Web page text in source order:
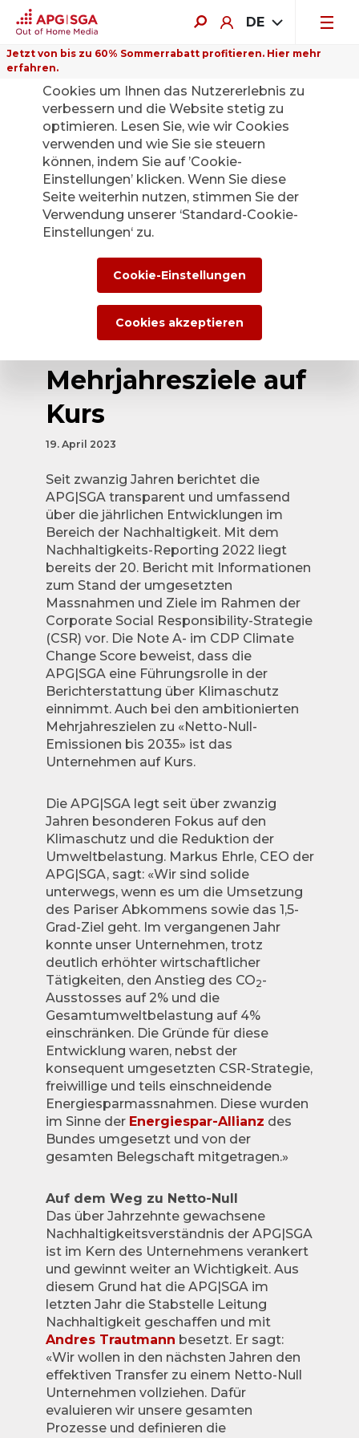
DE
Jetzt von bis zu 60% Sommerrabatt profitieren. Hier mehr
erfahren.
Zurück
20. Nachhaltigkeits-
Reporting der
APG|SGA: Positive
Gesamtbilanz für
2022 und
Mehrjahresziele auf
Kurs
19. April 2023
Seit zwanzig Jahren berichtet die
APG|SGA transparent und umfassend
über die jährlichen Entwicklungen im
Bereich der Nachhaltigkeit. Mit dem
Nachhaltigkeits-Reporting 2022 liegt
bereits der 20. Bericht mit Informationen
zum Stand der umgesetzten
Massnahmen und Ziele im Rahmen der
Corporate Social Responsibility-Strategie
(CSR) vor. Die Note A- im CDP Climate
Change Score beweist, dass die
APG|SGA eine Führungsrolle in der
Berichterstattung über Klimaschutz
einnimmt. Auch bei den ambitionierten
Mehrjahreszielen zu «Netto-Null-
Emissionen bis 2035» ist das
Unternehmen auf Kurs.
Die APG|SGA legt seit über zwanzig
Jahren besonderen Fokus auf den
Klimaschutz und die Reduktion der
Umweltbelastung. Markus Ehrle, CEO der
APG|SGA, sagt: «Wir sind solide
unterwegs, wenn es um die Umsetzung
des Pariser Abkommens sowie das 1,5-
Grad-Ziel geht. Im vergangenen Jahr
konnte unser Unternehmen, trotz
deutlich erhöhter wirtschaftlicher
Tätigkeiten, den Anstieg des CO2-
Ausstosses auf 2% und die
Gesamtumweltbelastung auf 4%
einschränken. Die Gründe für diese
Entwicklung waren, nebst der
konsequent umgesetzten CSR-Strategie,
freiwillige und teils einschneidende
Energiesparmassnahmen. Diese wurden
im Sinne der Energiespar-Allianz des
Bundes umgesetzt und von der
gesamten Belegschaft mitgetragen.»
Auf dem Weg zu Netto-Null
Das über Jahrzehnte gewachsene
Nachhaltigkeitsverständnis der APG|SGA
ist im Kern des Unternehmens verankert
und gewinnt weiter an Wichtigkeit. Aus
diesem Grund hat die APG|SGA im
letzten Jahr die Stabstelle Leitung
Nachhaltigkeit geschaffen und mit
Andres Trautmann besetzt. Er sagt:
«Wir wollen in den nächsten Jahren den
effektiven Transfer zu einem Netto-Null
Unternehmen vollziehen. Dafür
evaluieren wir unsere gesamten
Prozesse und definieren die
Auf dieser Website verwenden wir
Cookies um Ihnen das Nutzererlebnis zu
verbessern und die Website stetig zu
optimieren. Lesen Sie, wie wir Cookies
verwenden und wie Sie sie steuern
können, indem Sie auf ’Cookie-
Einstellungen’ klicken. Wenn Sie diese
Seite weiterhin nutzen, stimmen Sie der
Verwendung unserer ‘Standard-Cookie-
Einstellungen‘ zu.
Cookie-Einstellungen
Cookies akzeptieren